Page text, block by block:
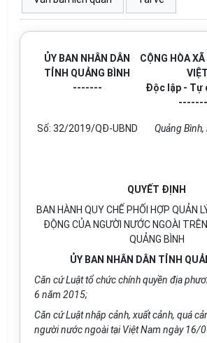
ỦY BAN NHÂN DÂN
TỈNH QUẢNG BÌNH
-------
CỘNG HÒA
Độc lập - Tự
Số: 32/2019/QĐ-UBND Quảng Bình,
QUYẾT ĐỊNH
BAN HÀNH QUY CHẾ PHỐI HỢP QUẢN
ĐỘNG CỦA NGƯỜI NƯỚC NGOÀI
QUẢNG BÌNH
ỦY BAN NHÂN DÂN TỈNH
Căn cứ Luật tổchức chính quyền địa
6 năm 2015;
Căn cứ Luật nhập cảnh, xuất cảnh, quá
người nước ngoài tại Việt Nam ngày 16/